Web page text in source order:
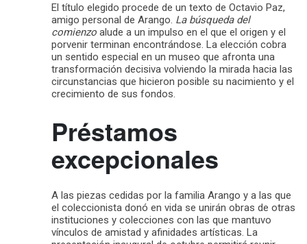
El título elegido procede de un texto de Octavio Paz,
amigo personal de Arango. La búsqueda del
comienzo alude a un impulso en el que el origen y el
porvenir terminan encontrándose. La elección cobra
un sentido especial en un museo que afronta una
transformación decisiva volviendo la mirada hacia las
circunstancias que hicieron posible su nacimiento y el
crecimiento de sus fondos.
Préstamos
excepcionales
A las piezas cedidas por la familia Arango y a las que
el coleccionista donó en vida se unirán obras de otras
instituciones y colecciones con las que mantuvo
vínculos de amistad y afinidades artísticas. La